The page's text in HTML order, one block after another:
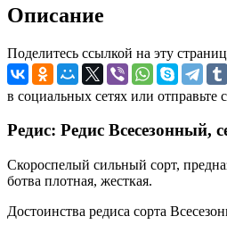
Описание
Поделитесь ссылкой на эту
в социальных сетях или отправьте
Редис: Редис Всесезонный,
Скороспелый сильный сорт,
ботва плотная, жесткая.
Достоинства редиса сорта